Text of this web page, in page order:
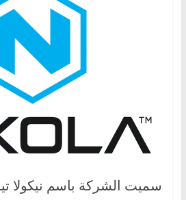
سميت الشركة باسم نيكولا